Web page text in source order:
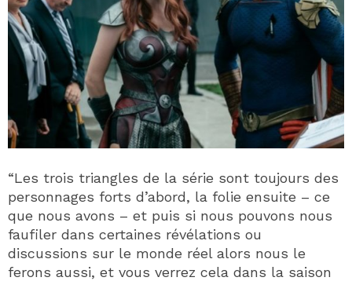
“Les trois triangles de la série sont toujours des
personnages forts d’abord, la folie ensuite – ce
que nous avons – et puis si nous pouvons nous
faufiler dans certaines révélations ou
discussions sur le monde réel alors nous le
ferons aussi, et vous verrez cela dans la saison